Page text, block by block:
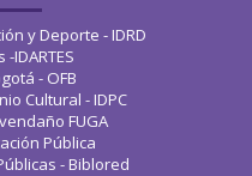
y Deporte - IDRD
IDARTES
- OFB
Cultural - IDPC
FUGA
Pública
- Biblored